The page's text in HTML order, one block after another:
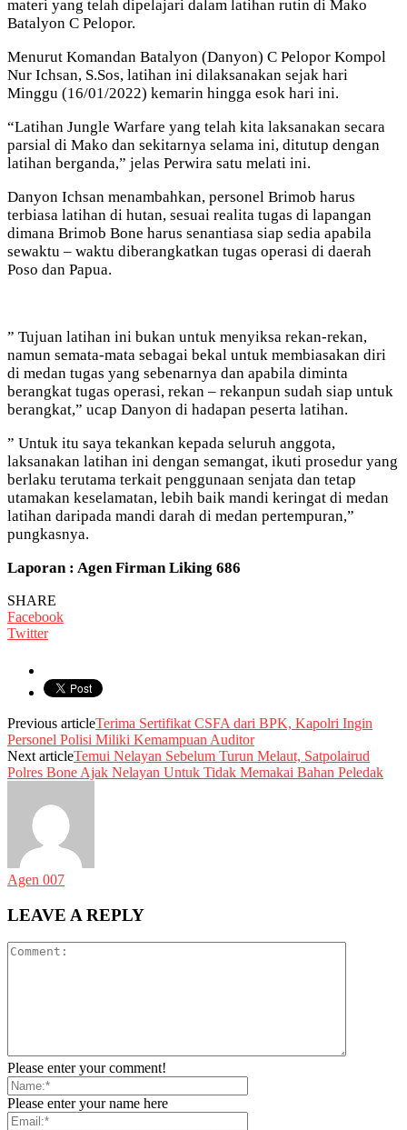
materi yang telah dipelajari dalam latihan rutin di Mako
Batalyon C Pelopor.
Menurut Komandan Batalyon (Danyon) C Pelopor Kompol
Nur Ichsan, S.Sos, latihan ini dilaksanakan sejak hari
Minggu (16/01/2022) kemarin hingga esok hari ini.
“Latihan Jungle Warfare yang telah kita laksanakan secara
parsial di Mako dan sekitarnya selama ini, ditutup dengan
latihan berganda,” jelas Perwira satu melati ini.
Danyon Ichsan menambahkan, personel Brimob harus
terbiasa latihan di hutan, sesuai realita tugas di lapangan
dimana Brimob Bone harus senantiasa siap sedia apabila
sewaktu – waktu diberangkatkan tugas operasi di daerah
Poso dan Papua.
” Tujuan latihan ini bukan untuk menyiksa rekan-rekan,
namun semata-mata sebagai bekal untuk membiasakan diri
di medan tugas yang sebenarnya dan apabila diminta
berangkat tugas operasi, rekan – rekanpun sudah siap untuk
berangkat,” ucap Danyon di hadapan peserta latihan.
” Untuk itu saya tekankan kepada seluruh anggota,
laksanakan latihan ini dengan semangat, ikuti prosedur yang
berlaku terutama terkait penggunaan senjata dan tetap
utamakan keselamatan, lebih baik mandi keringat di medan
latihan daripada mandi darah di medan pertempuran,”
pungkasnya.
Laporan : Agen Firman Liking 686
SHARE
Facebook
Twitter
Previous articleTerima Sertifikat CSFA dari BPK, Kapolri Ingin
Personel Polisi Miliki Kemampuan Auditor
Next articleTemui Nelayan Sebelum Turun Melaut, Satpolairud
Polres Bone Ajak Nelayan Untuk Tidak Memakai Bahan Peledak
Agen 007
LEAVE A REPLY
Please enter your comment!
Please enter your name here